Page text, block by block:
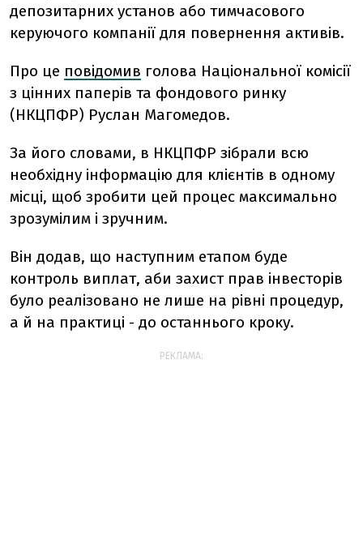
депозитарних установ або тимчасового
керуючого компанії для повернення активів.
Про це повідомив голова Національної комісії
з цінних паперів та фондового ринку
(НКЦПФР) Руслан Магомедов.
За його словами, в НКЦПФР зібрали всю
необхідну інформацію для клієнтів в одному
місці, щоб зробити цей процес максимально
зрозумілим і зручним.
Він додав, що наступним етапом буде
контроль виплат, аби захист прав інвесторів
було реалізовано не лише на рівні процедур,
а й на практиці - до останнього кроку.
РЕКЛАМА: